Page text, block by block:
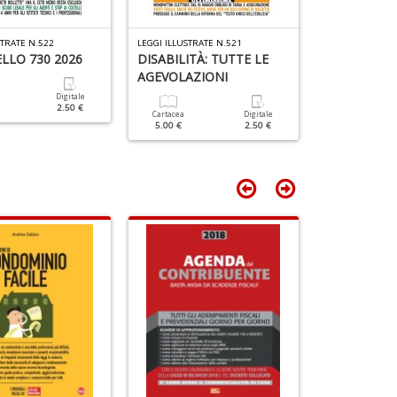
N.522
730 2026
Digitale
2.50 €
LEGGI ILLUSTRATE N.521
DISABILITÀ: TUTTE LE
AGEVOLAZIONI
Cartacea
5.00 €
Digitale
2.50 €